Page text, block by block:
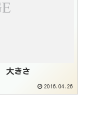
大きさ
2016.04.26